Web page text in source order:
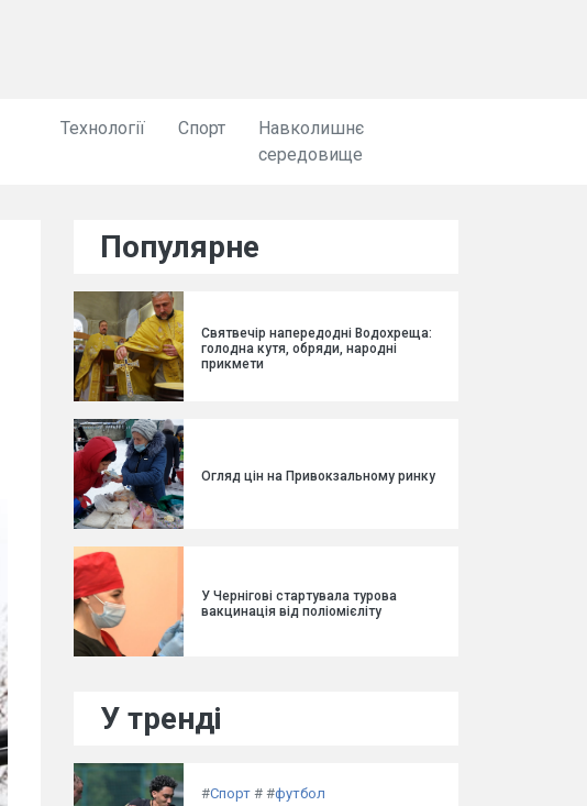
Технології Спорт
Навколишнє
середовище
Популярне
Святвечір напередодні Водохреща:
голодна кутя, обряди, народні
прикмети
Огляд цін на Привокзальному ринку
У Чернігові стартувала турова
вакцинація від поліомієліту
У тренді
#Спорт # #футбол